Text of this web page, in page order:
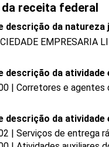
da receita federal
descrição da natureza
EMPRESARIA
descrição da
| Corretores e agentes
descrição da
| Serviços de entrega